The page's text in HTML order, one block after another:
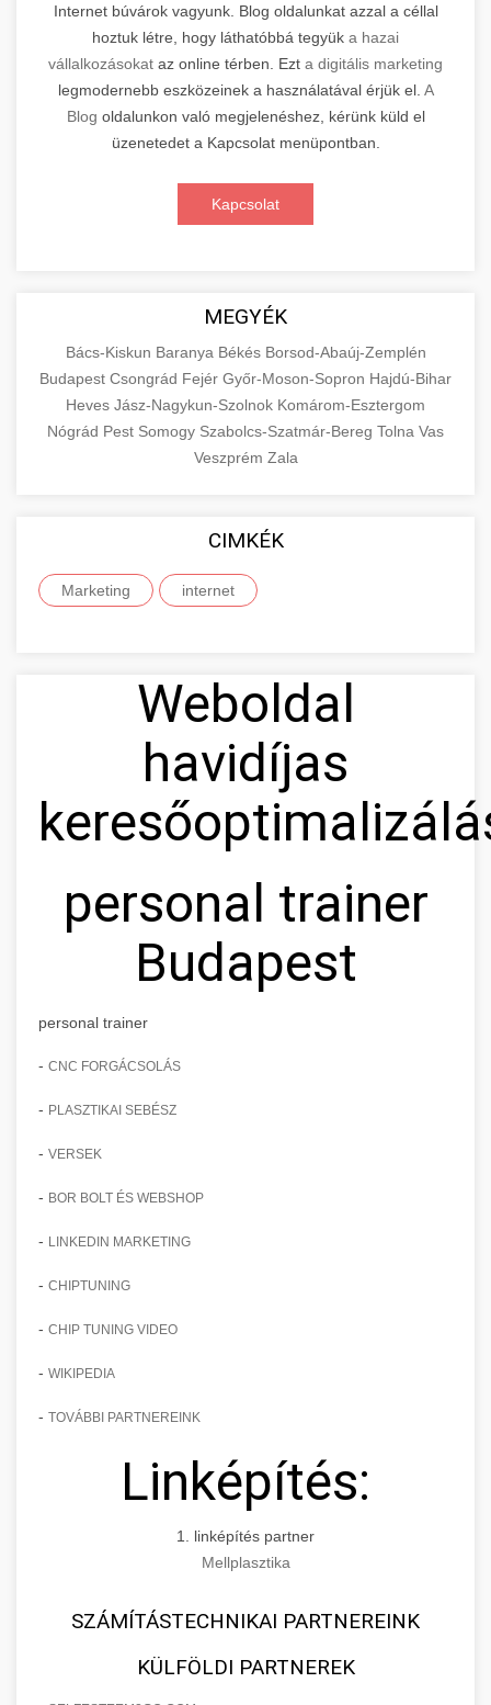
Internet búvárok vagyunk. Blog oldalunkat azzal a céllal
hoztuk létre, hogy láthatóbbá tegyük a hazai
vállalkozásokat az online térben. Ezt a digitális marketing
legmodernebb eszközeinek a használatával érjük el. A
Blog oldalunkon való megjelenéshez, kérünk küld el
üzenetedet a Kapcsolat menüpontban.
Kapcsolat
MEGYÉK
Bács-Kiskun Baranya Békés Borsod-Abaúj-Zemplén
Budapest Csongrád Fejér Győr-Moson-Sopron Hajdú-Bihar
Heves Jász-Nagykun-Szolnok Komárom-Esztergom
Nógrád Pest Somogy Szabolcs-Szatmár-Bereg Tolna Vas
Veszprém Zala
CIMKÉK
Marketing internet
Weboldal
havidíjas
personal trainer
Budapest
personal trainer
- CNC FORGÁCSOLÁS
- PLASZTIKAI SEBÉSZ
- VERSEK
- BOR BOLT ÉS WEBSHOP
- LINKEDIN MARKETING
- CHIPTUNING
- CHIP TUNING VIDEO
- WIKIPEDIA
- TOVÁBBI PARTNEREINK
Linképítés:
1. linképítés partner
Mellplasztika
SZÁMÍTÁSTECHNIKAI PARTNEREINK
KÜLFÖLDI PARTNEREK